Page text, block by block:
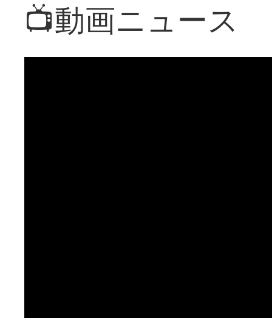
📺動画ニュース